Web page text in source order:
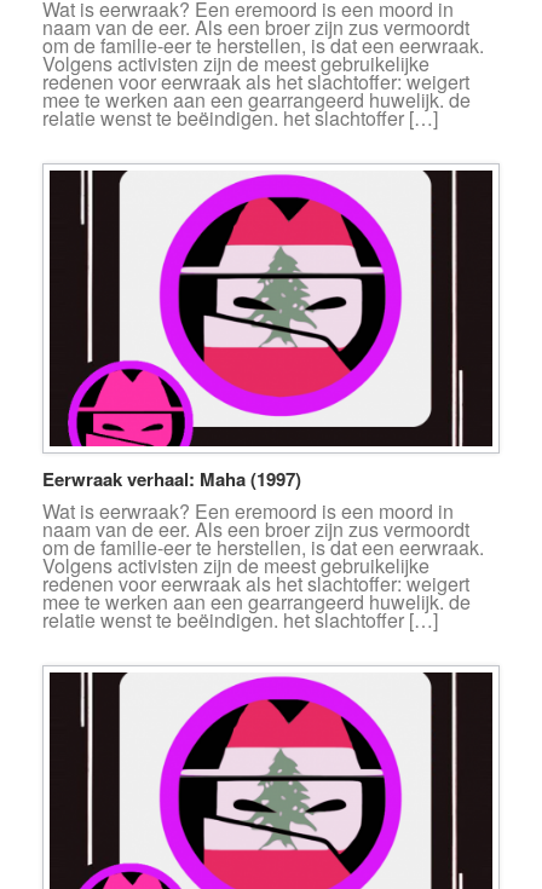
Wat is eerwraak? Een eremoord is een moord in
naam van de eer. Als een broer zijn zus vermoordt
om de familie-eer te herstellen, is dat een eerwraak.
Volgens activisten zijn de meest gebruikelijke
redenen voor eerwraak als het slachtoffer: weigert
mee te werken aan een gearrangeerd huwelijk. de
relatie wenst te beëindigen. het slachtoffer […]
Eerwraak verhaal: Maha (1997)
Wat is eerwraak? Een eremoord is een moord in
naam van de eer. Als een broer zijn zus vermoordt
om de familie-eer te herstellen, is dat een eerwraak.
Volgens activisten zijn de meest gebruikelijke
redenen voor eerwraak als het slachtoffer: weigert
mee te werken aan een gearrangeerd huwelijk. de
relatie wenst te beëindigen. het slachtoffer […]